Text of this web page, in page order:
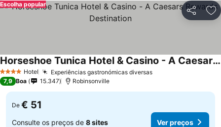
Partilhar
Escolha popular
4 EstrelasHotel Experiências gastronómicas diversasVer preços
Horseshoe Tunica Hotel & Casino - A Caesars Rewards Destination
Ver preços
7,9 Boa 15.347 Robinsonville
De € 51
Consulte os preços de 8 sites Ver preços